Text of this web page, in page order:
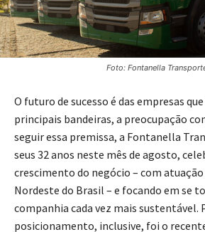
Foto: Fontanella
O futuro de sucesso é das empresas
principais bandeiras, a preocupação
seguir essa premissa, a Fontanella
seus 32 anos neste mês de agosto,
crescimento do negócio – com
Nordeste do Brasil – e focando em se
companhia cada vez mais sustentável.
posicionamento, inclusive, foi o